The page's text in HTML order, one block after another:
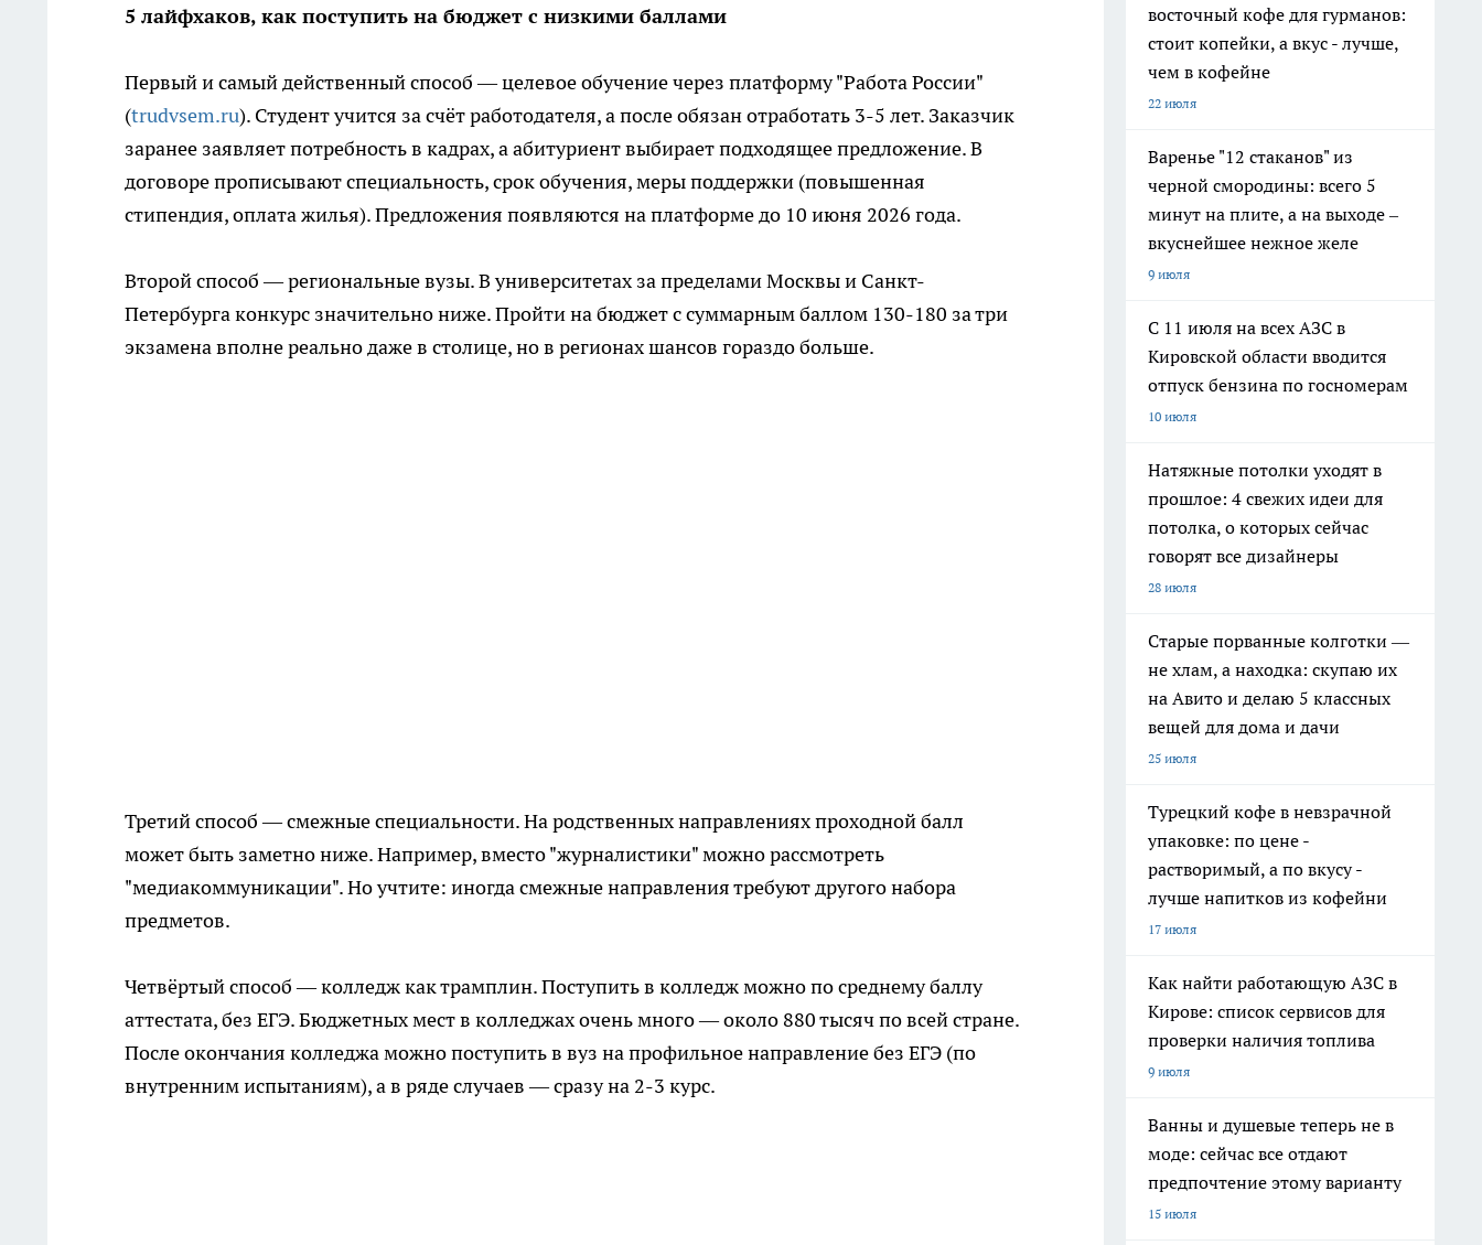
5 лайфхаков, как поступить на бюджет с низкими баллами
Первый и самый действенный способ — целевое обучение через платформу "Работа России"
(trudvsem.ru). Студент учится за счёт работодателя, а после обязан отработать 3-5 лет. Заказчик
заранее заявляет потребность в кадрах, а абитуриент выбирает подходящее предложение. В
договоре прописывают специальность, срок обучения, меры поддержки (повышенная
стипендия, оплата жилья). Предложения появляются на платформе до 10 июня 2026 года.
Второй способ — региональные вузы. В университетах за пределами Москвы и Санкт-
Петербурга конкурс значительно ниже. Пройти на бюджет с суммарным баллом 130-180 за три
экзамена вполне реально даже в столице, но в регионах шансов гораздо больше.
Третий способ — смежные специальности. На родственных направлениях проходной балл
может быть заметно ниже. Например, вместо "журналистики" можно рассмотреть
"медиакоммуникации". Но учтите: иногда смежные направления требуют другого набора
предметов.
Четвёртый способ — колледж как трамплин. Поступить в колледж можно по среднему баллу
аттестата, без ЕГЭ. Бюджетных мест в колледжах очень много — около 880 тысяч по всей стране.
После окончания колледжа можно поступить в вуз на профильное направление без ЕГЭ (по
внутренним испытаниям), а в ряде случаев — сразу на 2-3 курс.
восточный кофе для гурманов:
стоит копейки, а вкус - лучше,
чем в кофейне
22 июля
Варенье "12 стаканов" из
черной смородины: всего 5
минут на плите, а на выходе –
вкуснейшее нежное желе
9 июля
С 11 июля на всех АЗС в
Кировской области вводится
отпуск бензина по госномерам
10 июля
Натяжные потолки уходят в
прошлое: 4 свежих идеи для
потолка, о которых сейчас
говорят все дизайнеры
28 июля
Старые порванные колготки —
не хлам, а находка: скупаю их
на Авито и делаю 5 классных
вещей для дома и дачи
25 июля
Турецкий кофе в невзрачной
упаковке: по цене -
растворимый, а по вкусу -
лучше напитков из кофейни
17 июля
Как найти работающую АЗС в
Кирове: список сервисов для
проверки наличия топлива
9 июля
Ванны и душевые теперь не в
моде: сейчас все отдают
предпочтение этому варианту
15 июля